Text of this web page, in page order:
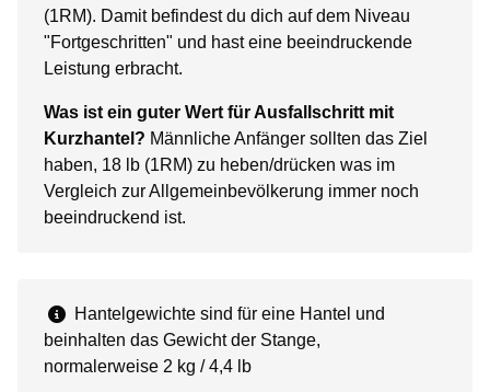
(1RM). Damit befindest du dich auf dem Niveau
"Fortgeschritten" und hast eine beeindruckende
Leistung erbracht.
Was ist ein guter Wert für Ausfallschritt mit
Kurzhantel? Männliche Anfänger sollten das Ziel
haben, 18 lb (1RM) zu heben/drücken was im
Vergleich zur Allgemeinbevölkerung immer noch
beeindruckend ist.
Hantelgewichte sind für eine Hantel und
beinhalten das Gewicht der Stange,
normalerweise 2 kg / 4,4 lb